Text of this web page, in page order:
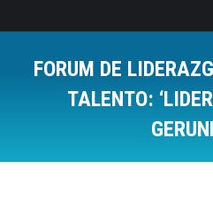
FORUM DE
TALENTO: